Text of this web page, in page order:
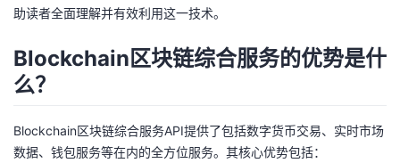
我
的
客
我
论
的
我
者
学
我
支
持
的
我
助读者全面理解并有效利用这一技术。
Blockchain区块链综合服务的优势是什
么？
Blockchain区块链综合服务API提供了包括数字货币交易、实时市场
数据、钱包服务等在内的全方位服务。其核心优势包括：